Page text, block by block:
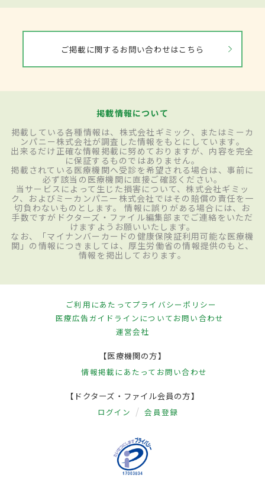
ご掲載に関するお問い合わせはこちら
掲載情報について
掲載している各種情報は、株式会社ギミック、またはミーカ
ンパニー株式会社が調査した情報をもとにしています。
出来るだけ正確な情報掲載に努めておりますが、内容を完全
に保証するものではありません。
掲載されている医療機関へ受診を希望される場合は、事前に
必ず該当の医療機関に直接ご確認ください。
当サービスによって生じた損害について、株式会社ギミッ
ク、およびミーカンパニー株式会社ではその賠償の責任を一
切負わないものとします。 情報に誤りがある場合には、お
手数ですがドクターズ・ファイル編集部までご連絡をいただ
けますようお願いいたします。
なお、「マイナンバーカードの健康保険証利用可能な医療機
関」の情報につきましては、厚生労働省の情報提供のもと、
情報を掲出しております。
ご利用にあたってプライバシーポリシー
医療広告ガイドラインについてお問い合わせ
運営会社
【医療機関の方】
情報掲載にあたって お問い合わせ
【ドクターズ・ファイル会員の方】
ログイン 会員登録